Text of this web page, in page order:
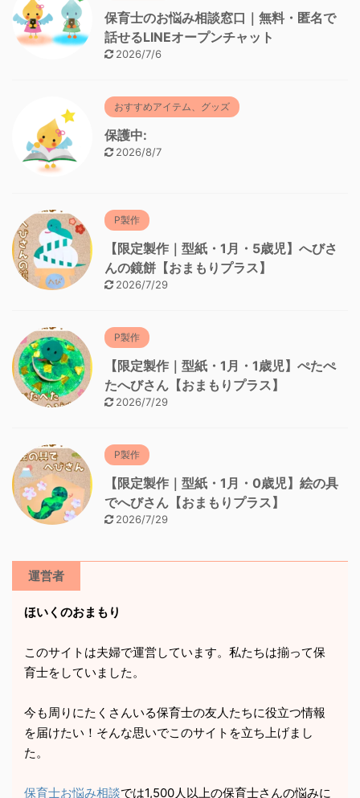
保育士のお悩み相談窓口｜無料・匿名で
話せるLINEオープンチャット
2026/7/6
おすすめアイテム、グッズ
保護中:
2026/8/7
P製作
【限定製作｜型紙・1月・5歳児】へびさ
んの鏡餅【おまもりプラス】
2026/7/29
P製作
【限定製作｜型紙・1月・1歳児】ぺたぺ
たへびさん【おまもりプラス】
2026/7/29
P製作
【限定製作｜型紙・1月・0歳児】絵の具
でへびさん【おまもりプラス】
2026/7/29
運営者
ほいくのおまもり
このサイトは夫婦で運営しています。私たちは揃って保
育士をしていました。
今も周りにたくさんいる保育士の友人たちに役立つ情報
を届けたい！そんな思いでこのサイトを立ち上げまし
た。
保育士お悩み相談では1,500人以上の保育士さんの悩みに